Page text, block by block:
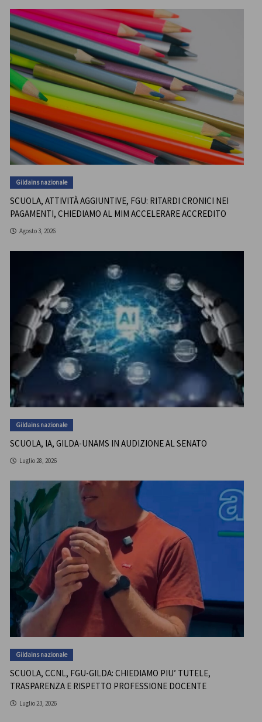
Gildains nazionale
SCUOLA, ATTIVITÀ AGGIUNTIVE, FGU: RITARDI CRONICI NEI
PAGAMENTI, CHIEDIAMO AL MIM ACCELERARE ACCREDITO
Agosto 3, 2026
Gildains nazionale
SCUOLA, IA, GILDA-UNAMS IN AUDIZIONE AL SENATO
Luglio 28, 2026
Gildains nazionale
SCUOLA, CCNL, FGU-GILDA: CHIEDIAMO PIU’ TUTELE,
TRASPARENZA E RISPETTO PROFESSIONE DOCENTE
Luglio 23, 2026